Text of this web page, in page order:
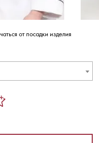
от посадки изделия